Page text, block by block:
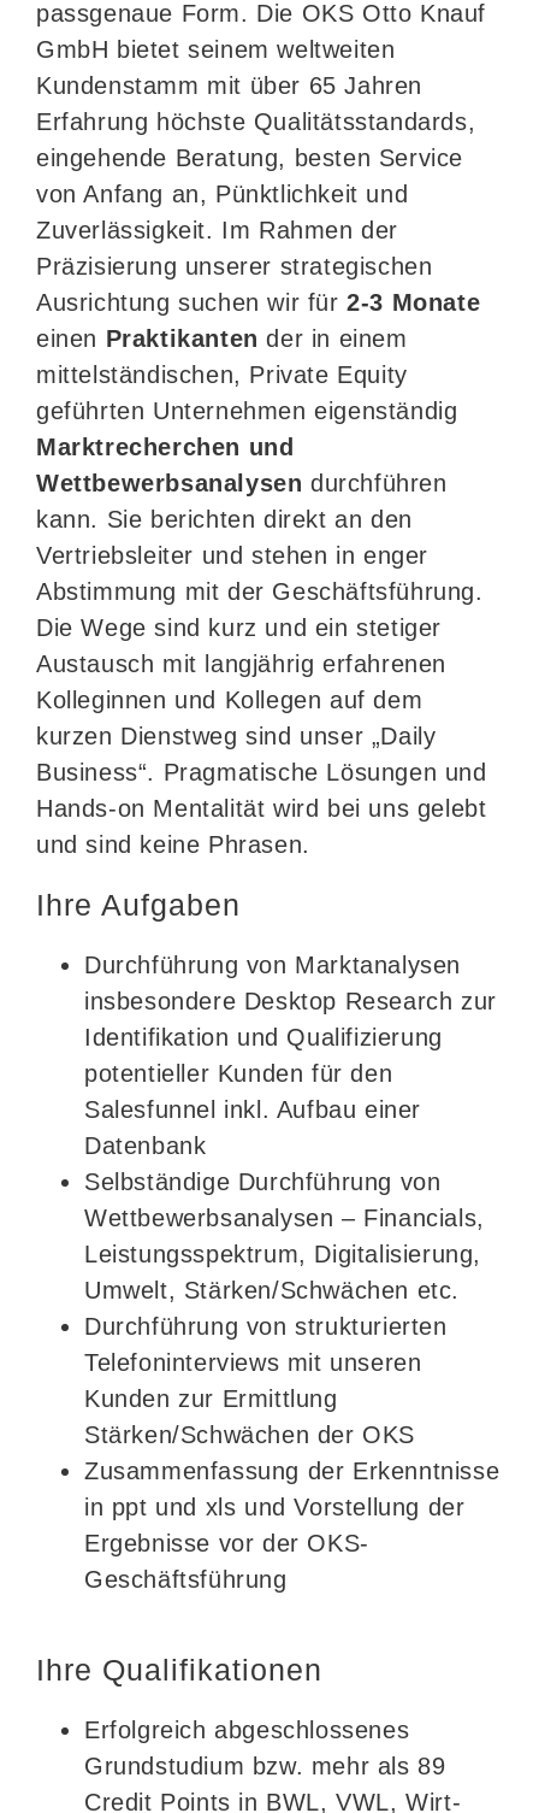
passgenaue Form. Die OKS Otto Knauf
GmbH bietet seinem weltweiten
Kundenstamm mit über 65 Jahren
Erfahrung höchste Qualitätsstandards,
eingehende Beratung, besten Service
von Anfang an, Pünktlichkeit und
Zuverlässigkeit. Im Rahmen der
Präzisierung unserer strategischen
Ausrichtung suchen wir für2-3 Monate
einen Praktikanten der in einem
mittelständischen, Private Equity
geführten Unternehmen eigenständig
Marktrecherchen und
Wettbewerbsanalysen durchführen
kann. Sie berichten direkt an den
Vertriebsleiter und stehen in enger
Abstimmung mit der Geschäftsführung.
Die Wege sind kurz und ein stetiger
Austausch mit langjährig erfahrenen
Kolleginnen und Kollegen auf dem
kurzen Dienstweg sind unser „Daily
Business“. Pragmatische Lösungen und
Hands-on Mentalität wird bei uns gelebt
und sind keine Phrasen.
Ihre Aufgaben
Durchführung von Marktanalysen
insbesondere Desktop Research zur
Identifikation und Qualifizierung
potentieller Kunden für den
Salesfunnel inkl. Aufbau einer
Datenbank
Selbständige Durchführung von
Wettbewerbsanalysen – Financials,
Leistungsspektrum, Digitalisierung,
Umwelt, Stärken/Schwächen etc.
Durchführung von strukturierten
Telefoninterviews mit unseren
Kunden zur Ermittlung
Stärken/Schwächen der OKS
Zusammenfassung der Erkenntnisse
in ppt und xls und Vorstellung der
Ergebnisse vor der OKS-
Geschäftsführung
Ihre Qualifikationen
Erfolgreich abgeschlossenes
Grundstudium bzw. mehr als 89
Credit Points in BWL, VWL, Wirt-